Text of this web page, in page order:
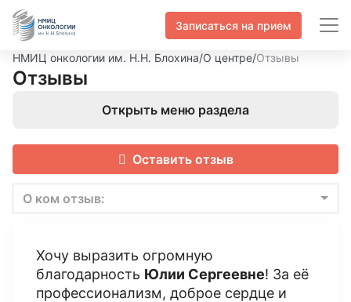
Записаться на прием
НМИЦ онкологии им. Н.Н. Блохина/О центре/Отзывы
Отзывы
Открыть меню раздела
Оставить отзыв
О ком отзыв:
Хочу выразить огромную
благодарность Юлии Сергеевне! За её
профессионализм, доброе сердце и